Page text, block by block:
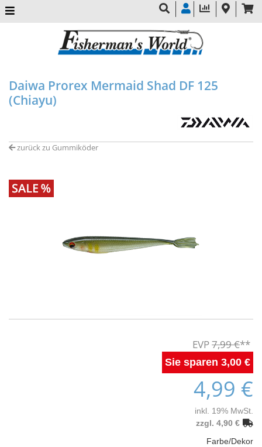
Daiwa Prorex Mermaid Shad DF 125
(Chiayu)
zurück zu Gummiköder
7,99 €
3,00 €
4,99 €
inkl. 19% MwSt.
zzgl. 4,90 €
Farbe/Dekor